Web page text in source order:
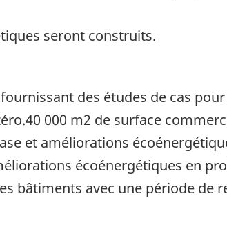
seront construits.
des études de cas
000 m2 de surface
et améliorations
écoénergétiques en
bâtiments avec une période de